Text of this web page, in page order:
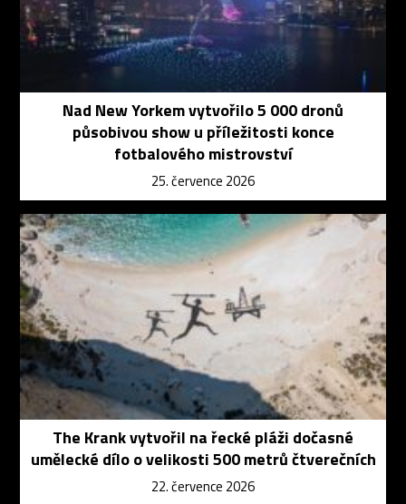
Nad New Yorkem vytvořilo 5 000 dronů
působivou show u příležitosti konce
fotbalového mistrovství
25. července 2026
The Krank vytvořil na řecké pláži dočasné
umělecké dílo o velikosti 500 metrů čtverečních
22. července 2026